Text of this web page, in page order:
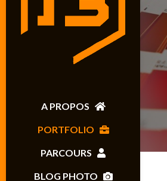
A PROPOS
PORTFOLIO
PARCOURS
BLOG PHOTO